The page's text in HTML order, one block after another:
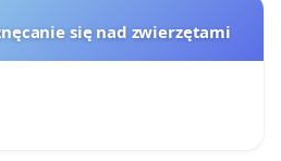
się nad zwierzętami